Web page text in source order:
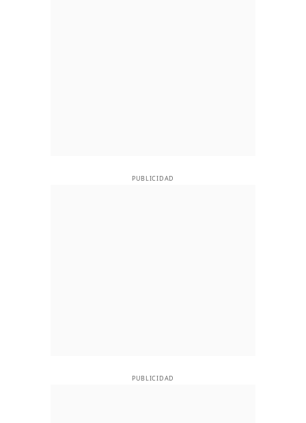
PUBLICIDAD
PUBLICIDAD